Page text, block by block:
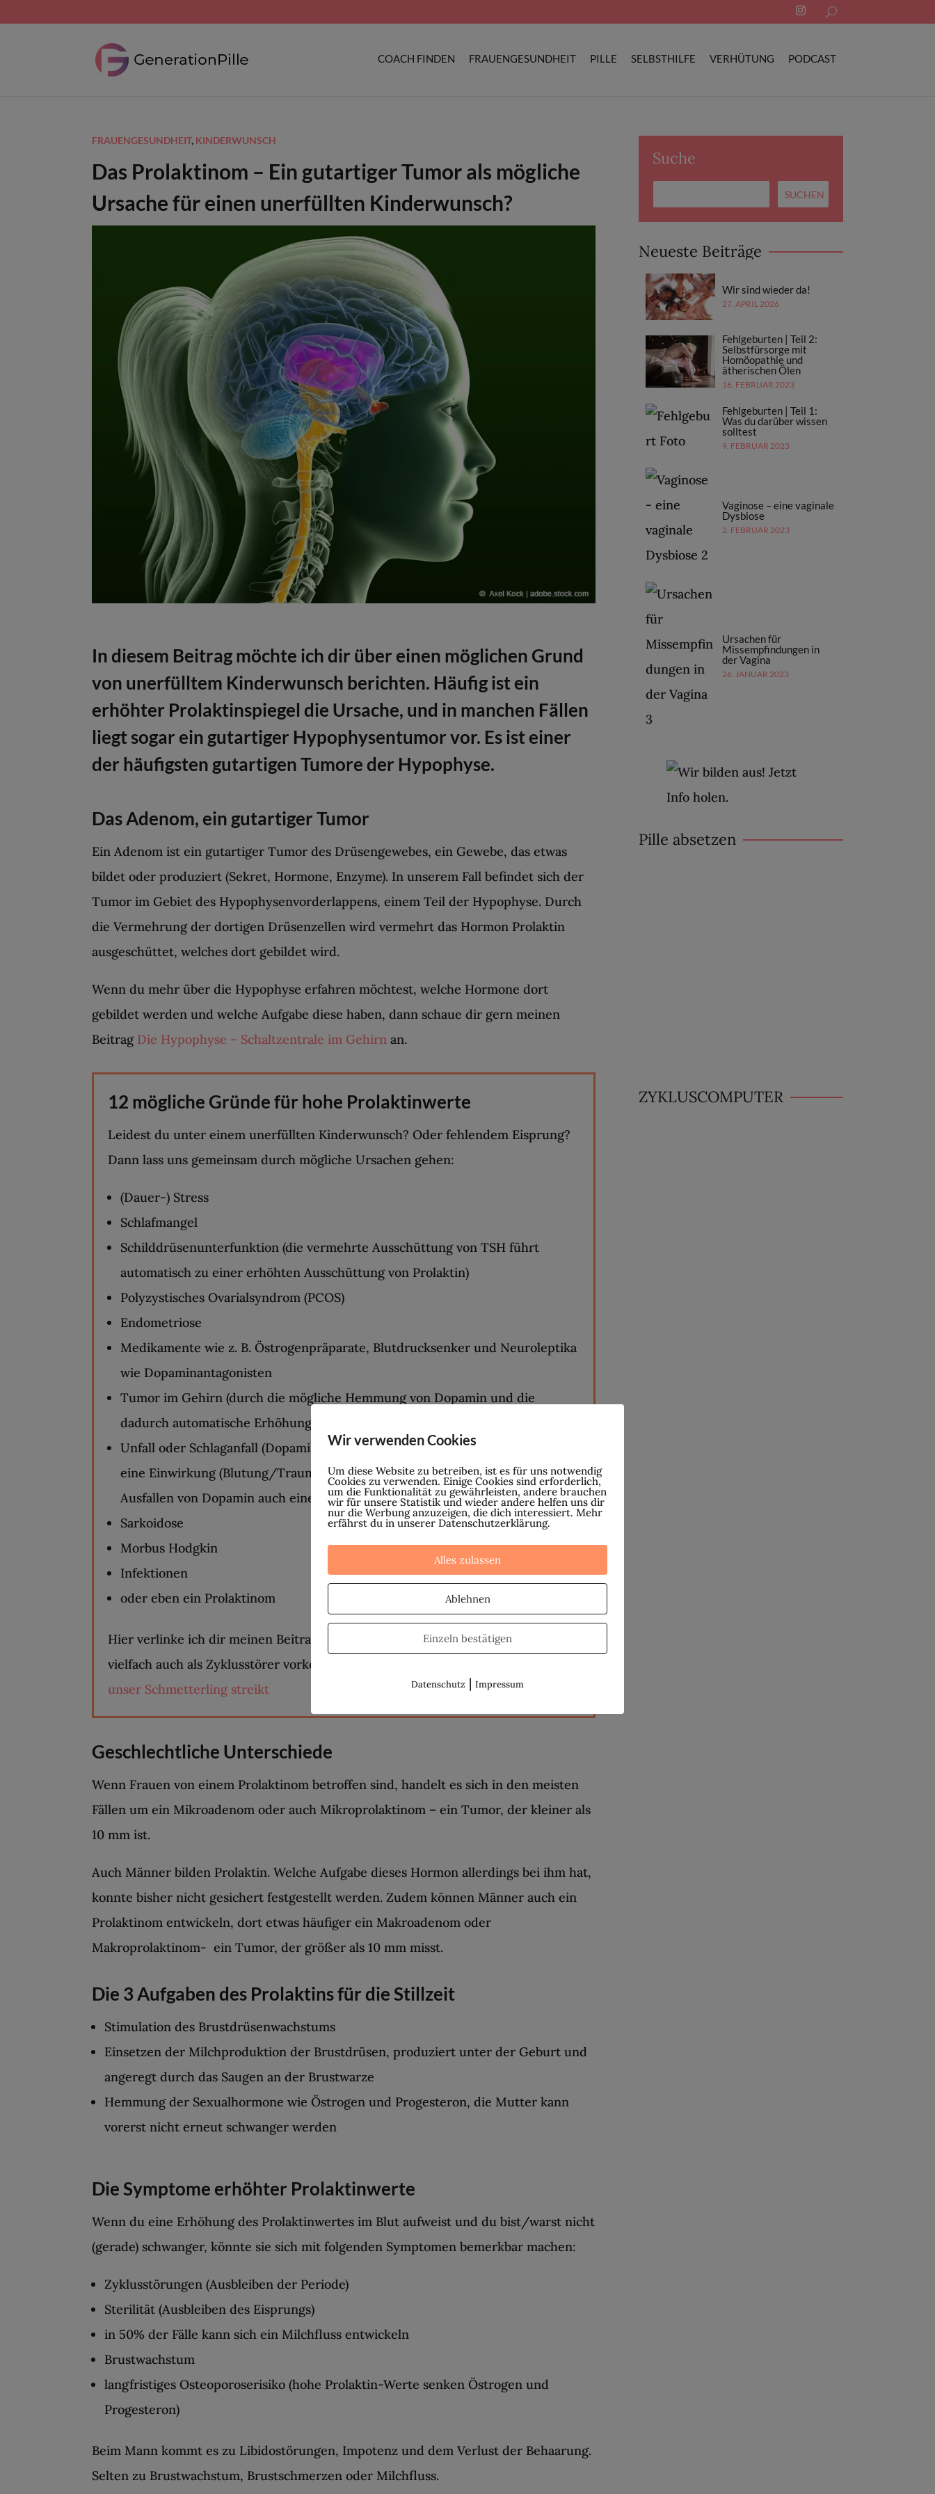
for:
COACH FINDEN FRAUENGESUNDHEIT PILLE SELBSTHILFE VERHÜTUNG PODCAST
FRAUENGESUNDHEIT, KINDERWUNSCH
Das Prolaktinom – Ein gutartiger Tumor als mögliche
Ursache für einen unerfüllten Kinderwunsch?
In diesem Beitrag möchte ich dir über einen möglichen Grund
von unerfülltem Kinderwunsch berichten. Häufig ist ein
erhöhter Prolaktinspiegel die Ursache, und in manchen Fällen
liegt sogar ein gutartiger Hypophysentumor vor. Es ist einer
der häufigsten gutartigen Tumore der Hypophyse.
Das Adenom, ein gutartiger Tumor
Ein Adenom ist ein gutartiger Tumor des Drüsengewebes, ein Gewebe, das etwas
bildet oder produziert (Sekret, Hormone, Enzyme). In unserem Fall befindet sich der
Tumor im Gebiet des Hypophysenvorderlappens, einem Teil der Hypophyse. Durch
die Vermehrung der dortigen Drüsenzellen wird vermehrt das Hormon Prolaktin
ausgeschüttet, welches dort gebildet wird.
Wenn du mehr über die Hypophyse erfahren möchtest, welche Hormone dort
gebildet werden und welche Aufgabe diese haben, dann schaue dir gern meinen
Beitrag Die Hypophyse – Schaltzentrale im Gehirn an.
12 mögliche Gründe für hohe Prolaktinwerte
Leidest du unter einem unerfüllten Kinderwunsch? Oder fehlendem Eisprung?
Dann lass uns gemeinsam durch mögliche Ursachen gehen:
(Dauer-) Stress
Schlafmangel
Schilddrüsenunterfunktion (die vermehrte Ausschüttung von TSH führt
automatisch zu einer erhöhten Ausschüttung von Prolaktin)
Polyzystisches Ovarialsyndrom (PCOS)
Endometriose
Medikamente wie z. B. Östrogenpräparate, Blutdrucksenker und Neuroleptika
wie Dopaminantagonisten
Tumor im Gehirn (durch die mögliche Hemmung von Dopamin und die
dadurch automatische Erhöhung von Prolaktin)
Unfall oder Schlaganfall (Dopamin wirkt hemmend auf Prolaktin, somit könnte
eine Einwirkung (Blutung/Trauma) auf das Gehirn und das eventuelle
Ausfallen von Dopamin auch eine Erhöhung von Prolaktin verursachen)
Sarkoidose
Morbus Hodgkin
Infektionen
oder eben ein Prolaktinom
Hier verlinke ich dir meinen Beitrag zum Thema Schilddrüsenunterfunktion, die
vielfach auch als Zyklusstörer vorkommt:
unser Schmetterling streikt
Geschlechtliche Unterschiede
Wenn Frauen von einem Prolaktinom betroffen sind, handelt es sich in den meisten
Fällen um ein Mikroadenom oder auch Mikroprolaktinom – ein Tumor, der kleiner als
10 mm ist.
Auch Männer bilden Prolaktin. Welche Aufgabe dieses Hormon allerdings bei ihm hat,
konnte bisher nicht gesichert festgestellt werden. Zudem können Männer auch ein
Prolaktinom entwickeln, dort etwas häufiger ein Makroadenom oder
Makroprolaktinom- ein Tumor, der größer als 10 mm misst.
Die 3 Aufgaben des Prolaktins für die Stillzeit
Stimulation des Brustdrüsenwachstums
Einsetzen der Milchproduktion der Brustdrüsen, produziert unter der Geburt und
angeregt durch das Saugen an der Brustwarze
Hemmung der Sexualhormone wie Östrogen und Progesteron, die Mutter kann
vorerst nicht erneut schwanger werden
Die Symptome erhöhter Prolaktinwerte
Wenn du eine Erhöhung des Prolaktinwertes im Blut aufweist und du bist/warst nicht
(gerade) schwanger, könnte sie sich mit folgenden Symptomen bemerkbar machen:
Zyklusstörungen (Ausbleiben der Periode)
Sterilität (Ausbleiben des Eisprungs)
in 50% der Fälle kann sich ein Milchfluss entwickeln
Brustwachstum
langfristiges Osteoporoserisiko (hohe Prolaktin-Werte senken Östrogen und
Progesteron)
Beim Mann kommt es zu Libidostörungen, Impotenz und dem Verlust der Behaarung.
Selten zu Brustwachstum, Brustschmerzen oder Milchfluss.
Suche
Neueste Beiträge
Wir sind wieder da!
27. APRIL 2026
Fehlgeburten | Teil 2:
Selbstfürsorge mit
Homöopathie und
ätherischen Ölen
16. FEBRUAR 2023
Fehlgeburten | Teil 1:
Was du darüber wissen
solltest
9. FEBRUAR 2023
Vaginose – eine vaginale
Dysbiose
2. FEBRUAR 2023
Ursachen für
Missempfindungen in
der Vagina
26. JANUAR 2023
Pille absetzen
ZYKLUSCOMPUTER
Wir verwenden Cookies
Um diese Website zu betreiben, ist es für uns notwendig
Cookies zu verwenden. Einige Cookies sind erforderlich,
um die Funktionalität zu gewährleisten, andere brauchen
wir für unsere Statistik und wieder andere helfen uns dir
nur die Werbung anzuzeigen, die dich interessiert. Mehr
erfährst du in unserer Datenschutzerklärung.
Alles zulassen
Ablehnen
Einzeln bestätigen
Datenschutz | Impressum